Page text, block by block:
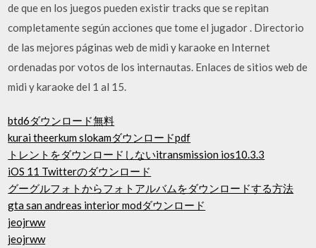
de que en los juegos pueden existir tracks que se repitan
completamente según acciones que tome el jugador . Directorio
de las mejores páginas web de midi y karaoke en Internet
ordenadas por votos de los internautas. Enlaces de sitios web de
midi y karaoke del 1 al 15.
btd6ダウンロード無料
kurai theerkum slokamダウンロードpdf
トレントをダウンロードしないitransmission ios10.3.3
iOS 11 Twitterのダウンロード
グーグルフォトからフォトアルバムをダウンロードする方法
gta san andreas interior modダウンロード
jeojrww
jeojrww